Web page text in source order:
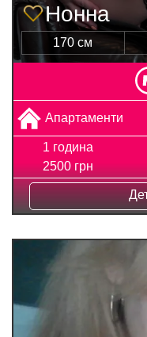
Нонна
170 см
Апартаменти
1 година
2500 грн